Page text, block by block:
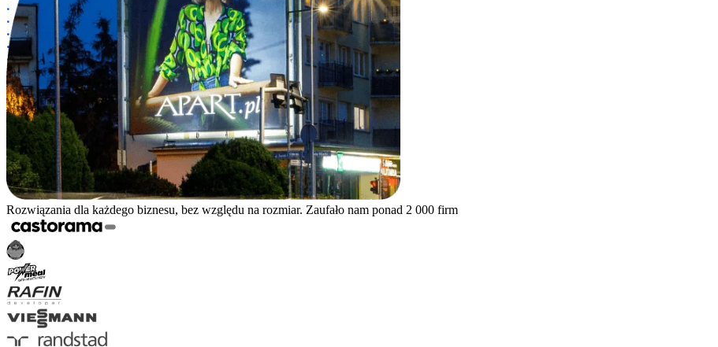
Rozwiązania dla każdego biznesu, bez względu na rozmiar. Zaufało nam ponad 2 000 firm